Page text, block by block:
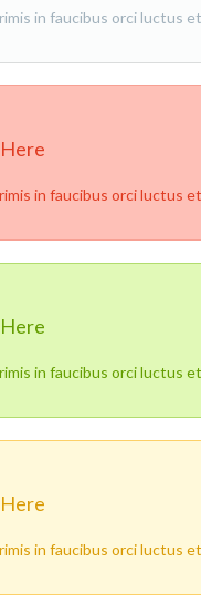
in faucibus orci luctus
in faucibus orci luctus
in faucibus orci luctus
in faucibus orci luctus